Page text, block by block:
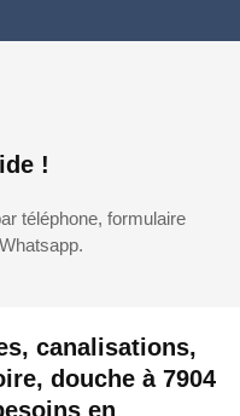
canalisations,
douche à 7904
en
!
téléphone, formulaire